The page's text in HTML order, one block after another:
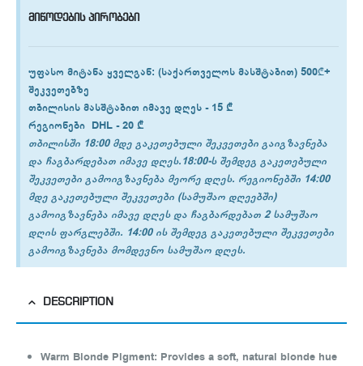
მიწოდების პირობები
უფასო მიტანა ყველგან: (საქართველოს მასშტაბით) 500₾+
შეკვეთებზე
თბილისის მასშტაბით იმავე დღეს -15 ₾
რეგიონები DHL -20 ₾
თბილისში 18:00 მდე გაკეთებული შეკვეთები გაიგზავნება
და ჩაგბარდებათ იმავე დღეს.18:00-ს შემდეგ გაკეთებული
შეკვეთები გამოიგზავნება მეორე დღეს. რეგიონებში 14:00
მდე გაკეთებული შეკვეთები (სამუშაო დღეებში)
გამოიგზავნება იმავე დღეს და ჩაგბარდებათ 2 სამუშაო
დღის ფარგლებში. 14:00 ის შემდეგ გაკეთებული შეკვეთები
გამოიგზავნება მომდევნო სამუშაო დღეს.
DESCRIPTION
Warm Blonde Pigment: Provides a soft, natural blonde hue